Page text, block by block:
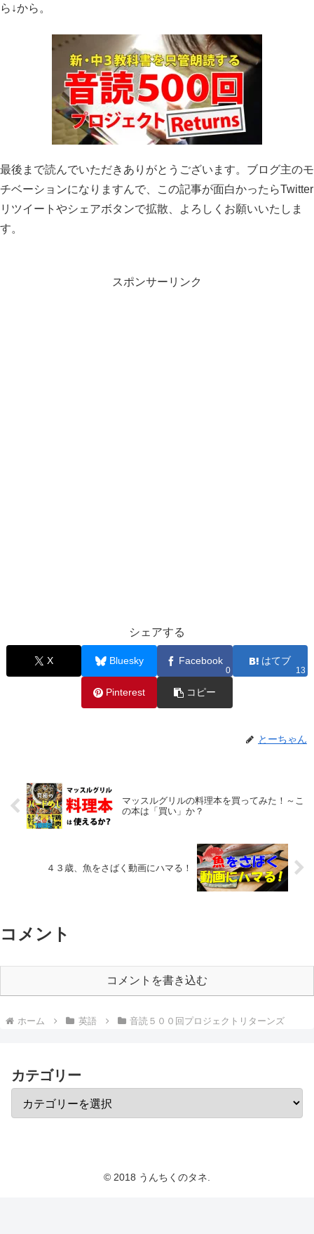
ら↓から。
最後まで読んでいただきありがとうございます。ブログ主のモ
チベーションになりますんで、この記事が面白かったらTwitter
リツイートやシェアボタンで拡散、よろしくお願いいたしま
す。
スポンサーリンク
シェアする
X Bluesky Facebook
0
はてブ
13
Pinterest コピー
とーちゃん
マッスルグリルの料理本を買ってみた！～こ
の本は「買い」か？
４３歳、魚をさばく動画にハマる！
コメント
コメントを書き込む
ホーム 英語 音読５００回プロジェクトリターンズ
カテゴリー
© 2018 うんちくのタネ.